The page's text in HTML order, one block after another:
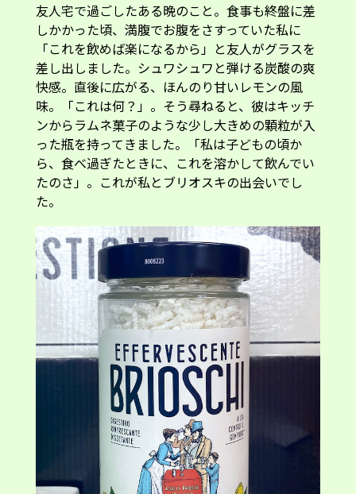
友人宅で過ごしたある晩のこと。食事も終盤に差
しかかった頃、満腹でお腹をさすっていた私に
「これを飲めば楽になるから」と友人がグラスを
差し出しました。シュワシュワと弾ける炭酸の爽
快感。直後に広がる、ほんのり甘いレモンの風
味。「これは何？」。そう尋ねると、彼はキッチ
ンからラムネ菓子のような少し大きめの顆粒が入
った瓶を持ってきました。「私は子どもの頃か
ら、食べ過ぎたときに、これを溶かして飲んでい
たのさ」。これが私とブリオスキの出会いでし
た。